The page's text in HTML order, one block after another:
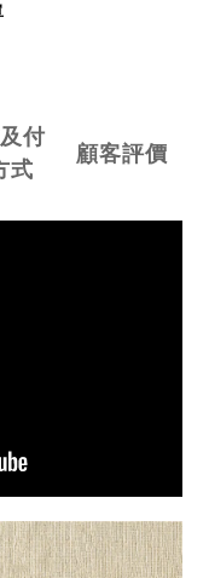
付
式
顧客評價